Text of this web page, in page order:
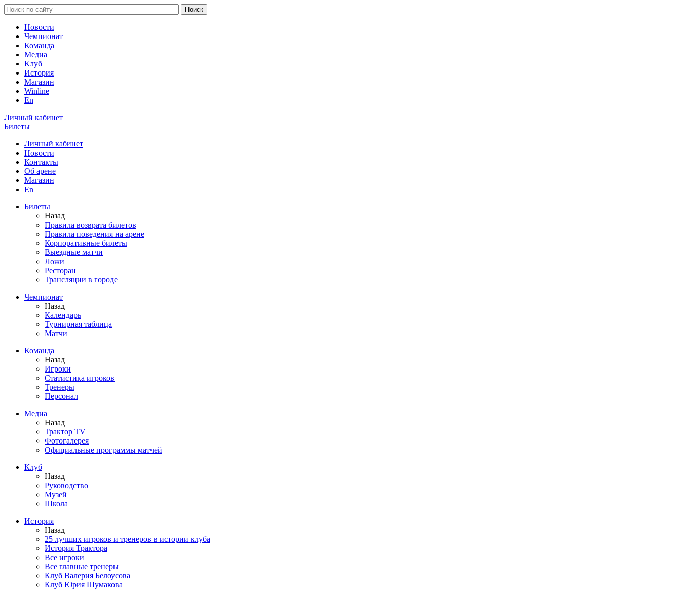
Новости
Чемпионат
Команда
Медиа
Клуб
История
Магазин
Winline
En
Личный кабинет
Билеты
Личный кабинет
Новости
Контакты
Об арене
Магазин
En
Билеты
Назад
Правила возврата билетов
Правила поведения на арене
Корпоративные билеты
Выездные матчи
Ложи
Ресторан
Трансляции в городе
Чемпионат
Назад
Календарь
Турнирная таблица
Матчи
Команда
Назад
Игроки
Статистика игроков
Тренеры
Персонал
Медиа
Назад
Трактор TV
Фотогалерея
Официальные программы матчей
Клуб
Назад
Руководство
Музей
Школа
История
Назад
25 лучших игроков и тренеров в истории клуба
История Трактора
Все игроки
Все главные тренеры
Клуб Валерия Белоусова
Клуб Юрия Шумакова